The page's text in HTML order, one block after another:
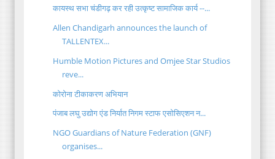
कायस्थ सभा चंडीगढ़ कर रही उत्कृष्ट सामाजिक कार्य --...
Allen Chandigarh announces the launch of
TALLENTEX...
Humble Motion Pictures and Omjee Star Studios
reve...
कोरोना टीकाकरण अभियान
पंजाब लघु उद्योग एंड निर्यात निगम स्टाफ एसोसिएशन न...
NGO Guardians of Nature Federation (GNF)
organises...